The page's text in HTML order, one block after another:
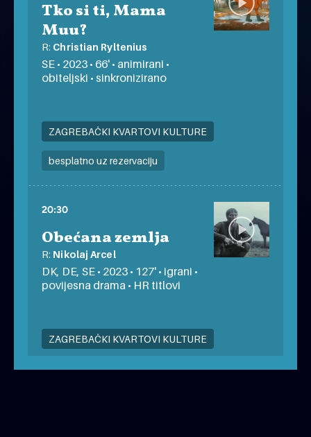
Tko si ti, Mama
Muu?
R: Christian Ryltenius
SE • 2023 • 66' • animirani •
obiteljski • sinkronizirano
ZAGREBAČKI KVARTOVI KULTURE
besplatno uz rezervaciju
20:30
Obećana zemlja
R: Nikolaj Arcel
DK, DE, SE • 2023 • 127' • igrani •
povijesna drama • HR titlovi
ZAGREBAČKI KVARTOVI KULTURE
besplatno uz rezervaciju